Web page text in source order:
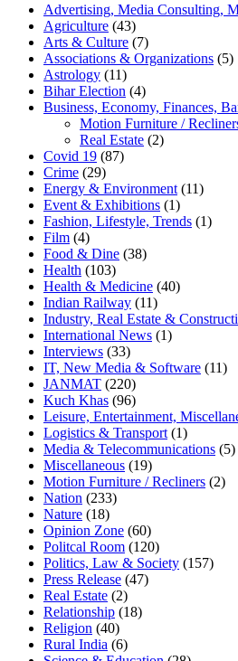
Advertising, Media Consulting,
Agriculture (43)
Arts & Culture (7)
Associations & Organizations (5)
Astrology (11)
Bihar Election (4)
Business, Economy, Finances,
Motion Furniture /
Real Estate (2)
Covid 19 (87)
Crime (29)
Energy & Environment (11)
Event & Exhibitions (1)
Fashion, Lifestyle, Trends (1)
Film (4)
Food & Dine (38)
Health (103)
Health & Medicine (40)
Indian Railway (11)
Industry, Real Estate &
International News (1)
Interviews (33)
IT, New Media & Software (11)
JANMAT (220)
Kuch Khas (96)
Leisure, Entertainment,
Logistics & Transport (1)
Media & Telecommunications (5)
Miscellaneous (19)
Motion Furniture / Recliners (2)
Nation (233)
Nature (18)
Opinion Zone (60)
Politcal Room (120)
Politics, Law & Society (157)
Press Release (47)
Real Estate (2)
Relationship (18)
Religion (40)
Rural India (6)